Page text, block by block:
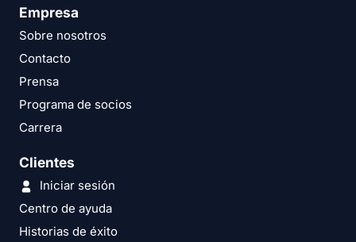
Empresa
Sobre nosotros
Contacto
Prensa
Programa de socios
Carrera
Clientes
Iniciar sesión
Centro de ayuda
Historias de éxito